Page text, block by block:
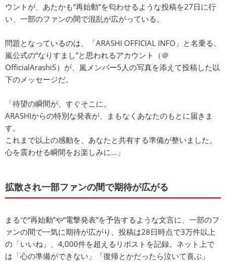
ウントが、あたかも“再始動”を匂わせるような投稿を27日に行
い、一部のファンの間で混乱が広がっている。
問題となっているのは、「ARASHI OFFICIAL INFO」と名乗る、
嵐公式の“なりすまし”と思われるアカウント（＠
OfficialArashi5）が、嵐メンバー5人の写真を添えて投稿した以
下のメッセージだ。
「待望の瞬間が、すぐそこに。
ARASHIからの特別な発表が、まもなくあなたのもとに届きま
す。
これまで以上の感動を、あなたと共有する準備が整いました。
心を震わせる瞬間をお楽しみに…」
拡散され一部ファンの間で期待が広がる
まるで“再始動”や“電撃発表”を予告するような文言に、一部のフ
ァンの間で一気に期待が広がり、投稿は28日時点で3万件以上
の「いいね」、4,000件を超えるリポストを記録。ネット上で
は「心の準備ができない」「復帰とかだったら泣いて喜ぶ」